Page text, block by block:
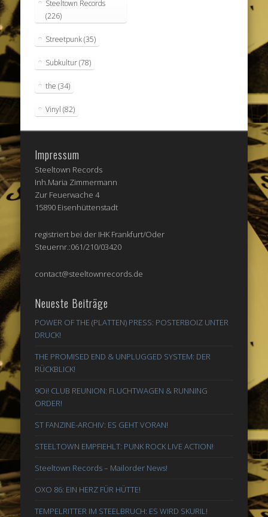
Steeltown Records
(226)
Streetpunk(35)
Subkultur(78)
the (34)
Vinyl (82)
Impressum
Steeltown Records
Inh.Maria Zimmermann
Zur Feuerwache 4
15890 Eisenhüttenstadt
registriert bei der IHK Frankfurt/Oder
Steuernr.:061/210/03420
contact@steeltownrecords.de
Neueste Beiträge
POWER OF THE (PLATTEN) PRESS: POSTERBOIZ UNTER
DRUCK!
THE PROMISED END & UNPLUGGED SYSTEM: DER
RÜCKBLICK!
9Oi! CLUB REUNION: FLUCHTWAGEN & RUNNING
ORDER!
ST FANZINE-ARCHIV: ES GEHT VORAN!
STEELTOWN EMPFIEHLT: PUNK ROCK LIVE ACTION!
Steeltown Records – Mailorder News!
OXO 86: EIN HERZ FÜR HÜTTE!
TEMPELRITTER IM STEELBRUCH: ES WIRD SKURIL!